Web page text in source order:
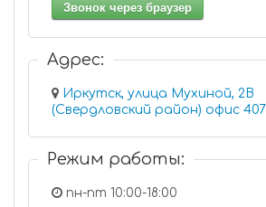
Звонок через браузер
Адрес:
Иркутск, улица Мухиной, 2В
(Свердловский район) офис 407
Режим работы:
пн-пт 10:00-18:00